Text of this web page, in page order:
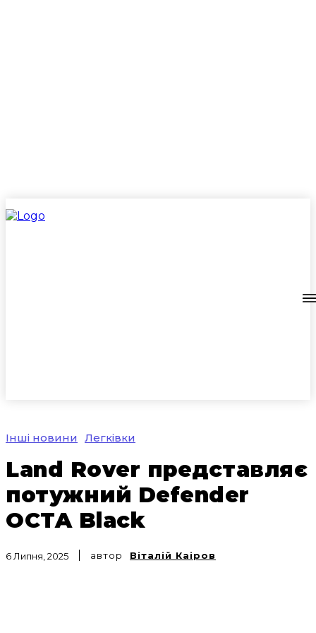
Інші новини Легківки
Land Rover представляє
потужний Defender
OCTA Black
6 Липня, 2025 автор Віталій Каіров